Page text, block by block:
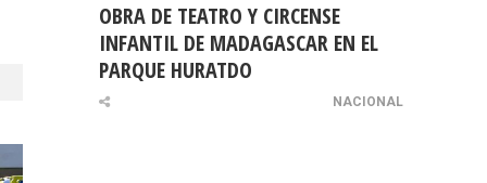
OBRA DE TEATRO Y CIRCENSE
INFANTIL DE MADAGASCAR EN EL
PARQUE HURATDO
NACIONAL